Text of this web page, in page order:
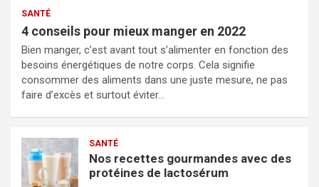
SANTÉ
4 conseils pour mieux manger en 2022
Bien manger, c’est avant tout s’alimenter en fonction des
besoins énergétiques de notre corps. Cela signifie
consommer des aliments dans une juste mesure, ne pas
faire d’excès et surtout éviter…
SANTÉ
Nos recettes gourmandes avec des
protéines de lactosérum